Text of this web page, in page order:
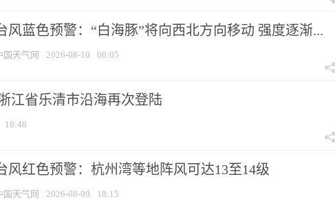
风蓝色预警：“白海豚”将向西北方向移动 强度逐渐...
国天气网 2026-08-10 06:05
江省乐清市沿海再次登陆
18:48
风红色预警：杭州湾等地阵风可达13至14级
国天气网 2026-08-09 18:15